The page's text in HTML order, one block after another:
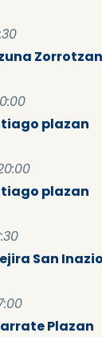
Zorrotzan
plazan
plazan
San
Plazan